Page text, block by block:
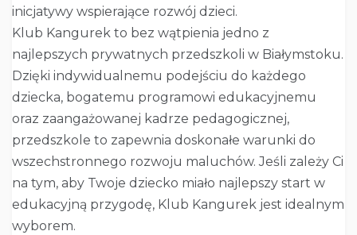
inicjatywy wspierające rozwój dzieci.
Klub Kangurek to bez wątpienia jedno z
najlepszych prywatnych przedszkoli w Białymstoku.
Dzięki indywidualnemu podejściu do każdego
dziecka, bogatemu programowi edukacyjnemu
oraz zaangażowanej kadrze pedagogicznej,
przedszkole to zapewnia doskonałe warunki do
wszechstronnego rozwoju maluchów. Jeśli zależy Ci
na tym, aby Twoje dziecko miało najlepszy start w
edukacyjną przygodę, Klub Kangurek jest idealnym
wyborem.